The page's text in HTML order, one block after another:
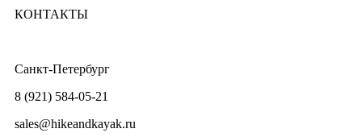
КОНТАКТЫ
Санкт-Петербург
8 (921) 584-05-21
sales@hikeandkayak.ru